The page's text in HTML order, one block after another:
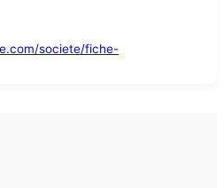
societe/fiche-